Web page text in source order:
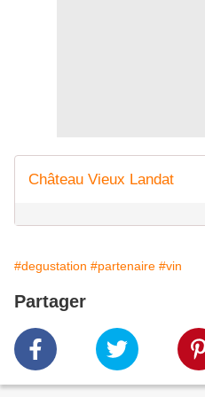
Château Vieux Landat
#degustation #partenaire #vin
Partager